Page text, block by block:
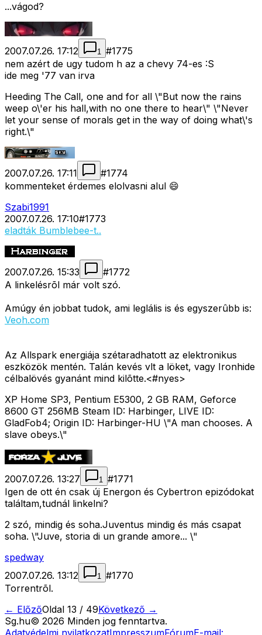
...vágod?
2007.07.26. 17:12 1 #1775
nem azért de ugy tudom h az a chevy 74-es :S
ide meg '77 van irva
Heeding The Call, one and for all \"But now the rains
weep o\'er his hall,with no one there to hear\" \"Never
let your sense of morals get in the way of doing what\'s
right.\"
2007.07.26. 17:11 #1774
kommenteket érdemes elolvasni alul 😄
Szabi1991
2007.07.26. 17:10#1773
eladták Bumblebee-t..
2007.07.26. 15:33 #1772
A linkelésrõl már volt szó.
Amúgy én jobbat tudok, ami leglális is és egyszerûbb is:
Veoh.com
Az Allspark energiája szétaradhatott az elektronikus
eszközök mentén. Talán kevés vlt a löket, vagy Ironhide
célbalövés gyanánt mind kilõtte.<#nyes>
XP Home SP3, Pentium E5300, 2 GB RAM, Geforce
8600 GT 256MB Steam ID: Harbinger, LIVE ID:
GladFob4; Origin ID: Harbinger-HU \"A man chooses. A
slave obeys.\"
2007.07.26. 13:27 1 #1771
Igen de ott én csak új Energon és Cybertron epizódokat
találtam,tudnál linkelni?
2 szó, mindig és soha.Juventus mindig és más csapat
soha. \"Juve, storia di un grande amore... \"
spedway
2007.07.26. 13:12
1 #1770
Torrentrõl.
← ElőzőOldal 13 / 49Következő →
Sg.hu© 2026 Minden jog fenntartva.